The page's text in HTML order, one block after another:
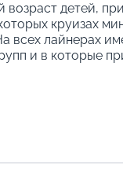
детей,
круизах
всех лайнерах
и в которые